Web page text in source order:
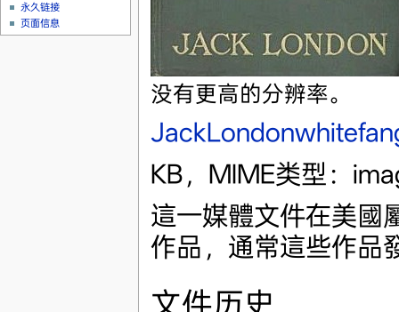
没有更高的分辨率。
KB，MIME类型：
這一媒體文件在美國
作品，通常這些作品
文件历史
永久链接
页面信息